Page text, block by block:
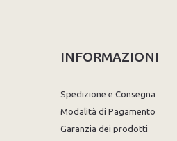
INFORMAZIONI
Spedizione e Consegna
Modalità di Pagamento
Garanzia dei prodotti